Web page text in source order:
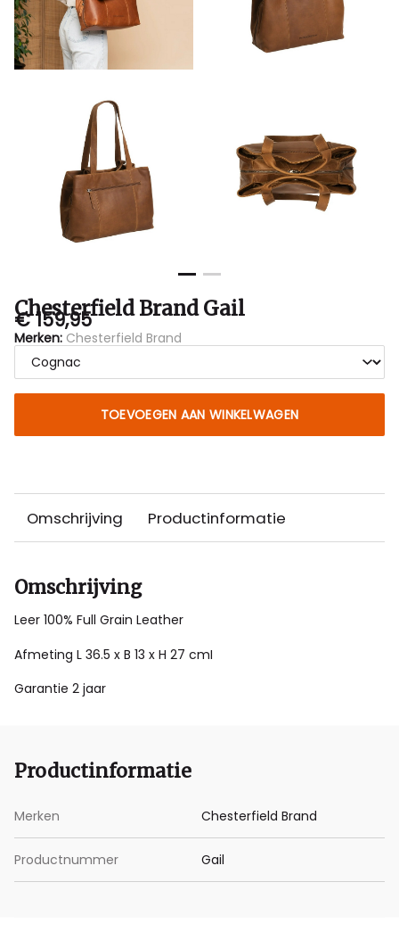
Chesterfield Brand Gail
€ 159,95
Merken: Chesterfield Brand
TOEVOEGEN AAN WINKELWAGEN
Omschrijving Productinformatie
Omschrijving
Leer 100% Full Grain Leather
Afmeting L 36.5 x B 13 x H 27 cmI
Garantie 2 jaar
Productinformatie
Merken Chesterfield Brand
Productnummer Gail